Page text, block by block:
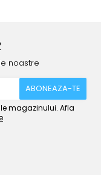
noastre
magazinului. Afla